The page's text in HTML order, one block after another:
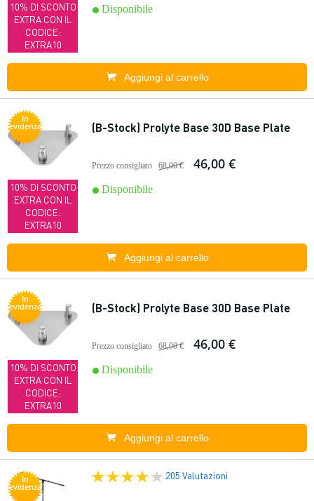
10% DI SCONTO
EXTRA CON IL
CODICE:
EXTRA10
Disponibile
Aggiungi al carrello
In
evidenza
10% DI SCONTO
EXTRA CON IL
CODICE:
EXTRA10
(B-Stock) Prolyte Base 30D Base Plate
Prezzo consigliato 68,00 € 46,00 €
Disponibile
Aggiungi al carrello
In
evidenza
10% DI SCONTO
EXTRA CON IL
CODICE:
EXTRA10
(B-Stock) Prolyte Base 30D Base Plate
Prezzo consigliato 68,00 € 46,00 €
Disponibile
Aggiungi al carrello
In
evidenza
205 Valutazioni